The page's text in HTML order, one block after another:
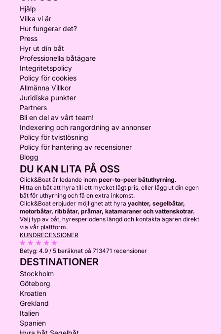
Hjälp
Vilka vi är
Hur fungerar det?
Press
Hyr ut din båt
Professionella båtägare
Integritetspolicy
Policy för cookies
Allmänna Villkor
Juridiska punkter
Partners
Bli en del av vårt team!
Indexering och rangordning av annonser
Policy för tvistlösning
Policy för hantering av recensioner
Blogg
DU KAN LITA PÅ OSS
Click&Boat är ledande inom peer-to-peer båtuthyrning.
Hitta en båt att hyra till ett mycket lågt pris, eller lägg ut din egen
båt för uthyrning och få en extra inkomst.
Click&Boat erbjuder möjlighet att hyra yachter, segelbåtar,
motorbåtar, ribbåtar, pråmar, katamaraner och vattenskotrar.
Välj typ av båt, hyresperiodens längd och kontakta ägaren direkt
via vår plattform.
KUNDRECENSIONER
Betyg: 4.9 / 5 beräknat på 713471 recensioner
DESTINATIONER
Stockholm
Göteborg
Kroatien
Grekland
Italien
Spanien